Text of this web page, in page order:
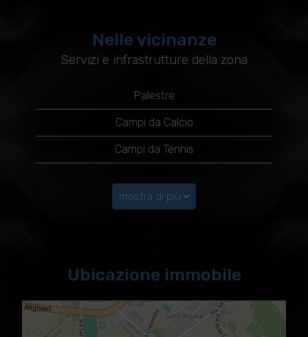
Nelle vicinanze
Servizi e infrastrutture della zona
Palestre
Campi da Calcio
Campi da Tennis
mostra di più
Ubicazione immobile